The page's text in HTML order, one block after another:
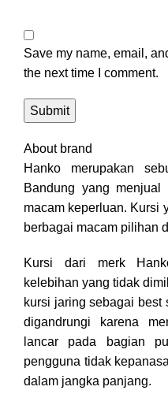
Save my name, email,
the next time I comment.
About brand
Hanko merupakan
Bandung yang
macam keperluan. Kursi
berbagai macam pilihan
Kursi dari merk
kelebihan yang tidak
kursi jaring sebagai best
digandrungi karena
lancar pada bagian
pengguna tidak
dalam jangka panjang.